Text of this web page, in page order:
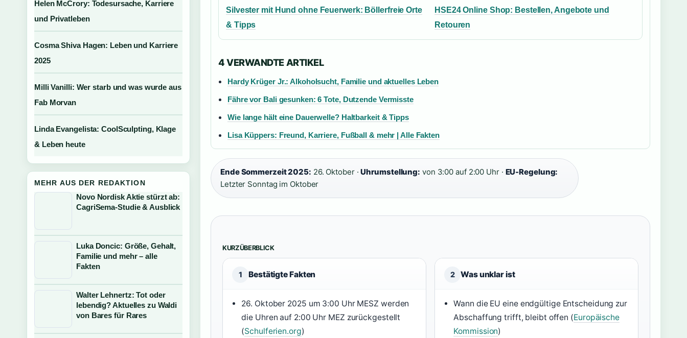
Silvester mit Hund ohne Feuerwerk: Böllerfreie Orte
& Tipps
HSE24 Online Shop: Bestellen, Angebote und
Retouren
4 VERWANDTE ARTIKEL
Hardy Krüger Jr.: Alkoholsucht, Familie und aktuelles Leben
Fähre vor Bali gesunken: 6 Tote, Dutzende Vermisste
Wie lange hält eine Dauerwelle? Haltbarkeit & Tipps
Lisa Küppers: Freund, Karriere, Fußball & mehr | Alle Fakten
Ende Sommerzeit 2025: 26. Oktober ·Uhrumstellung: von 3:00 auf 2:00 Uhr · EU-Regelung:
Letzter Sonntag im Oktober
KURZÜBERBLICK
1 Bestätigte Fakten
26. Oktober 2025 um 3:00 Uhr MESZ werden
die Uhren auf 2:00 Uhr MEZ zurückgestellt
(Schulferien.org)
2 Was unklar ist
Wann die EU eine endgültige Entscheidung zur
Abschaffung trifft, bleibt offen (Europäische
Kommission)
Helen McCrory: Todesursache, Karriere
und Privatleben
Cosma Shiva Hagen: Leben und Karriere
2025
Milli Vanilli: Wer starb und was wurde aus
Fab Morvan
Linda Evangelista: CoolSculpting, Klage
& Leben heute
MEHR AUS DER REDAKTION
Novo Nordisk Aktie stürzt ab:
CagriSema-Studie & Ausblick
Luka Doncic: Größe, Gehalt,
Familie und mehr – alle
Fakten
Walter Lehnertz: Tot oder
lebendig? Aktuelles zu Waldi
von Bares für Rares